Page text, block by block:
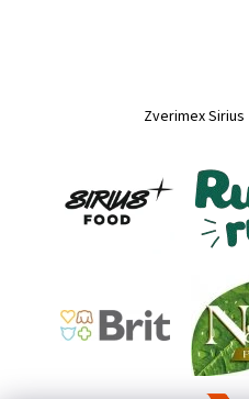
Zverimex Sirius